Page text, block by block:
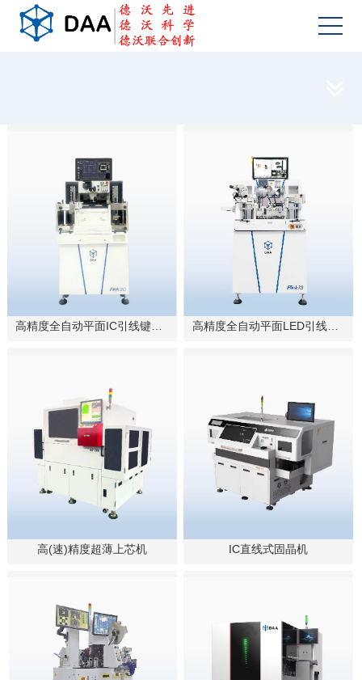
高精度全自动平面LED引线键合机
高(速)精度超薄上芯机 IC直线式固晶机